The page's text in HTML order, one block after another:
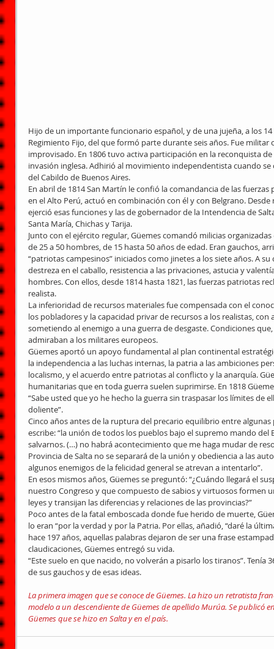
Hijo de un importante funcionario español, y de una jujeña, a los
Regimiento Fijo, del que formó parte durante seis años. Fue
improvisado. En 1806 tuvo activa participación en la reconquista
invasión inglesa. Adhirió al movimiento independentista cuando
del Cabildo de Buenos Aires.
En abril de 1814 San Martín le confió la comandancia de las
en el Alto Perú, actuó en combinación con él y con Belgrano.
ejerció esas funciones y las de gobernador de la Intendencia de
Santa María, Chichas y Tarija.
Junto con el ejército regular, Güemes comandó milicias
de 25 a 50 hombres, de 15 hasta 50 años de edad. Eran gauchos,
“patriotas campesinos” iniciados como jinetes a los siete años. A
destreza en el caballo, resistencia a las privaciones, astucia y
hombres. Con ellos, desde 1814 hasta 1821, las fuerzas patriotas
realista.
La inferioridad de recursos materiales fue compensada con el
los pobladores y la capacidad privar de recursos a los realistas,
sometiendo al enemigo a una guerra de desgaste. Condiciones
admiraban a los militares europeos.
Güemes aportó un apoyo fundamental al plan continental
la independencia a las luchas internas, la patria a las ambiciones
localismo, y el acuerdo entre patriotas al conflicto y la anarquía.
humanitarias que en toda guerra suelen suprimirse. En 1818
“Sabe usted que yo he hecho la guerra sin traspasar los límites de
doliente”.
Cinco años antes de la ruptura del precario equilibrio entre
escribe: “la unión de todos los pueblos bajo el supremo mando del
salvarnos. (…) no habrá acontecimiento que me haga mudar de
Provincia de Salta no se separará de la unión y obediencia a las
algunos enemigos de la felicidad general se atrevan a intentarlo”.
En esos mismos años, Güemes se preguntó: “¿Cuándo llegará el
nuestro Congreso y que compuesto de sabios y virtuosos formen
leyes y transijan las diferencias y relaciones de las provincias?”
Poco antes de la fatal emboscada donde fue herido de muerte,
lo eran “por la verdad y por la Patria. Por ellas, añadió, “daré la
hace 197 años, aquellas palabras dejaron de ser una frase
claudicaciones, Güemes entregó su vida.
“Este suelo en que nacido, no volverán a pisarlo los tiranos”.
de sus gauchos y de esas ideas.
La primera imagen que se conoce de Güemes. La hizo un retratista
modelo a un descendiente de Güemes de apellido Murúa. Se publicó
Güemes que se hizo en Salta y en el país.